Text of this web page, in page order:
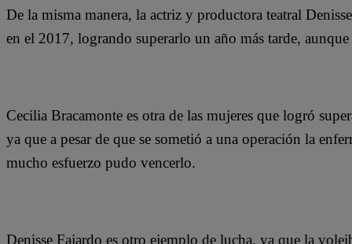
De la misma manera, la actriz y productora teatral
en el 2017, logrando superarlo un año más tarde, aunque
Cecilia Bracamonte es otra de las mujeres que logró
ya que a pesar de que se sometió a una operación la
mucho esfuerzo pudo vencerlo.
Denisse Fajardo es otro ejemplo de lucha, ya que la